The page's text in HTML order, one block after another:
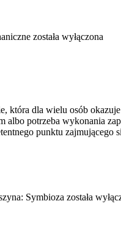
została wyłączona
która dla wielu osób
albo potrzeba wykonania
punktu
Symbioza została